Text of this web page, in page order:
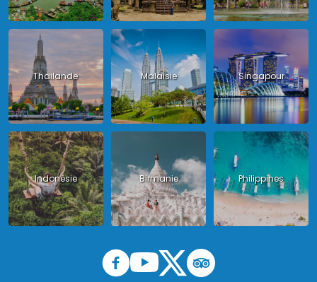
Thailande Malaisie Singapour
Indonésie Birmanie Philippines